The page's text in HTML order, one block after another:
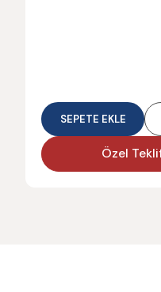
SEPETE EKLE
Özel